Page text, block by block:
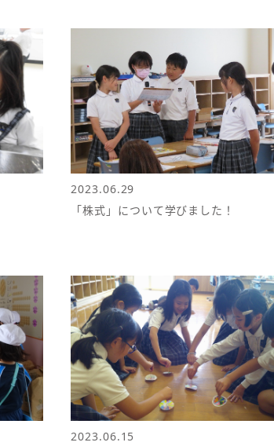
2023.06.29
「株式」について学びました！
2023.06.15